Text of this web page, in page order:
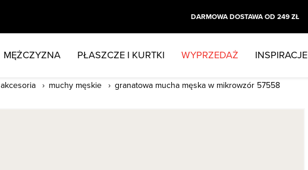
DARMOWA DOSTAWA OD 249 ZŁ
MĘŻCZYZNA PŁASZCZE I KURTKI WYPRZEDAŻ INSPIRACJE
akcesoria muchy męskie granatowa mucha męska w mikrowzór 57558